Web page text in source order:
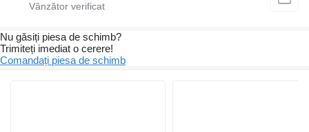
Nu găsiți piesa de schimb?
Trimiteți imediat o cerere!
Comandați piesa de schimb